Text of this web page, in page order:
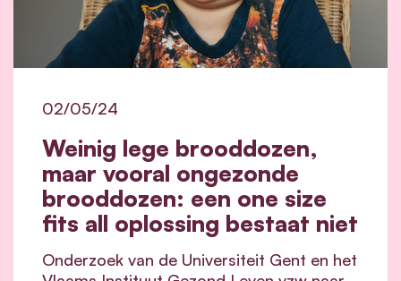
Weinig lege brooddozen,
maar vooral ongezonde
brooddozen: een one size
fits all oplossing bestaat niet
02/05/24
Onderzoek van de Universiteit Gent en het